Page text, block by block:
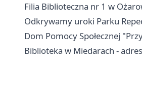
Filia Biblioteczna nr 1 w
Odkrywamy uroki Parku
Dom Pomocy Społecznej
Biblioteka w Miedarach -